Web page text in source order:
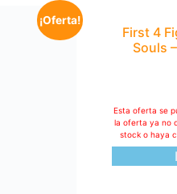
¡Oferta!
First 4
Souls
Esta oferta se
la oferta ya no
stock o haya